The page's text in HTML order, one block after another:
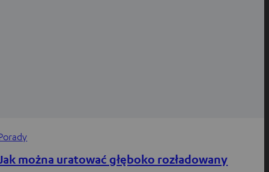
można uratować głęboko rozładowany